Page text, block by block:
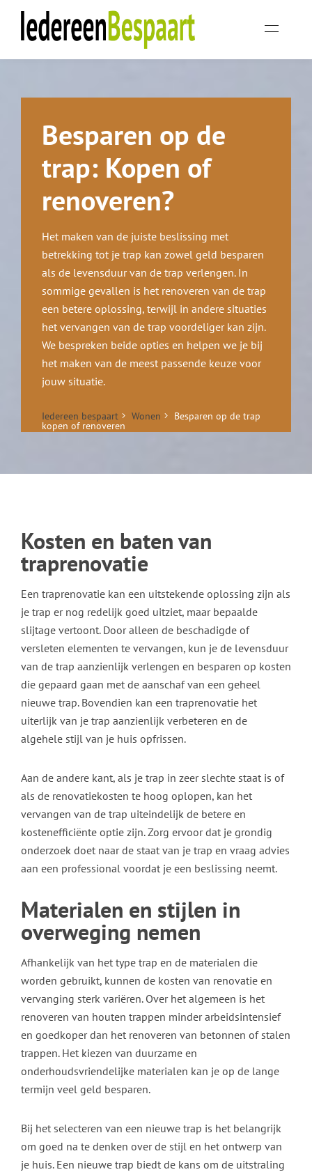
Besparen op de
trap: Kopen of
renoveren?
Het maken van de juiste beslissing met
betrekking tot je trap kan zowel geld besparen
als de levensduur van de trap verlengen. In
sommige gevallen is het renoveren van de trap
een betere oplossing, terwijl in andere situaties
het vervangen van de trap voordeliger kan zijn.
We bespreken beide opties en helpen we je bij
het maken van de meest passende keuze voor
jouw situatie.
Iedereen bespaart Wonen Besparen op de trap
kopen of renoveren
Kosten en baten van
traprenovatie
Een traprenovatie kan een uitstekende oplossing zijn als
je trap er nog redelijk goed uitziet, maar bepaalde
slijtage vertoont. Door alleen de beschadigde of
versleten elementen te vervangen, kun je de levensduur
van de trap aanzienlijk verlengen en besparen op kosten
die gepaard gaan met de aanschaf van een geheel
nieuwe trap. Bovendien kan een traprenovatie het
uiterlijk van je trap aanzienlijk verbeteren en de
algehele stijl van je huis opfrissen.
Aan de andere kant, als je trap in zeer slechte staat is of
als de renovatiekosten te hoog oplopen, kan het
vervangen van de trap uiteindelijk de betere en
kostenefficiënte optie zijn. Zorg ervoor dat je grondig
onderzoek doet naar de staat van je trap en vraag advies
aan een professional voordat je een beslissing neemt.
Materialen en stijlen in
overweging nemen
Afhankelijk van het type trap en de materialen die
worden gebruikt, kunnen de kosten van renovatie en
vervanging sterk variëren. Over het algemeen is het
renoveren van houten trappen minder arbeidsintensief
en goedkoper dan het renoveren van betonnen of stalen
trappen. Het kiezen van duurzame en
onderhoudsvriendelijke materialen kan je op de lange
termijn veel geld besparen.
Bij het selecteren van een nieuwe trap is het belangrijk
om goed na te denken over de stijl en het ontwerp van
je huis. Een nieuwe trap biedt de kans om de uitstraling